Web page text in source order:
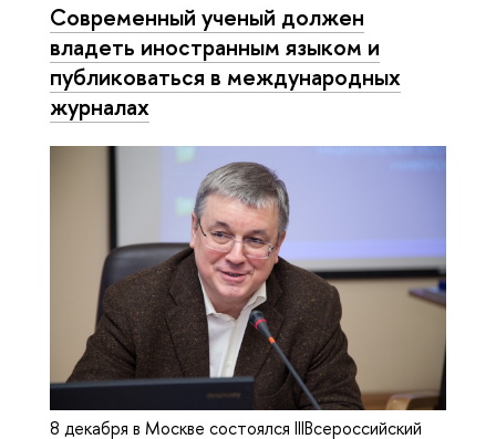
Современный ученый должен
владеть иностранным языком и
публиковаться в международных
журналах
8 декабря в Москве состоялся IIIВсероссийский